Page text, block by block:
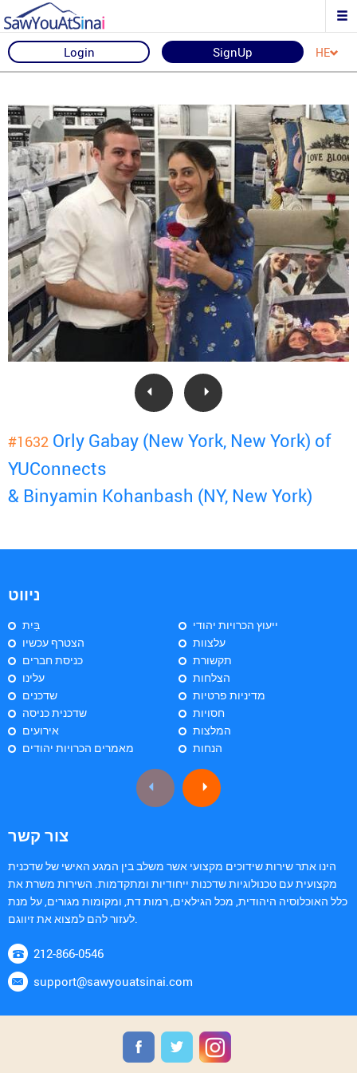
Login SignUp HE
#1632 Orly Gabay (New York, New York) of
YUConnects
& Binyamin Kohanbash (NY, New York)
ניווט
בַּיִת
הצטרף עכשיו
כניסת חברים
עלינו
שדכנים
שדכנית כניסה
אירועים
מאמרים הכרויות יהודים
ייעוץ הכרויות יהודי
עלצוות
תקשורת
הצלחות
מדיניות פרטיות
חסויות
המלצות
הנחות
צור קשר
הינו אתר שירות שידוכים מקצועי אשר משלב בין המגע האישי של שדכנית
מקצועית עם טכנולוגיות שדכנות ייחודיות ומתקדמות. השירות משרת את
כלל האוכלוסיה היהודית, מכל הגילאים, רמות דת, ומקומות מגורים, על מנת
לעזור להם למצוא את זיווגם.
212-866-0546
support@sawyouatsinai.com